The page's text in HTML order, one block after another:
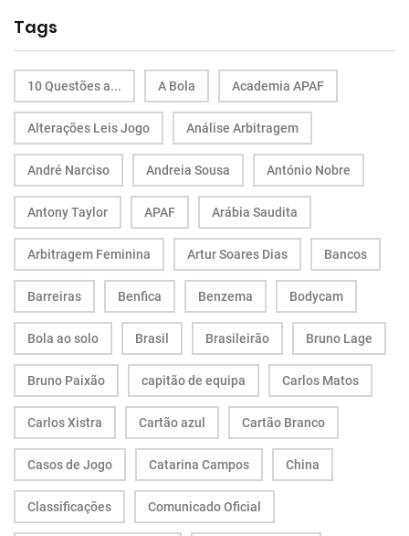
Tags
10 Questões a... A Bola Academia APAF
Alterações Leis Jogo Análise Arbitragem
André Narciso Andreia Sousa António Nobre
Antony Taylor APAF Arábia Saudita
Arbitragem Feminina Artur Soares Dias Bancos
Barreiras Benfica Benzema Bodycam
Bola ao solo Brasil Brasileirão Bruno Lage
Bruno Paixão capitão de equipa Carlos Matos
Carlos Xistra Cartão azul Cartão Branco
Casos de Jogo Catarina Campos China
Classificações Comunicado Oficial